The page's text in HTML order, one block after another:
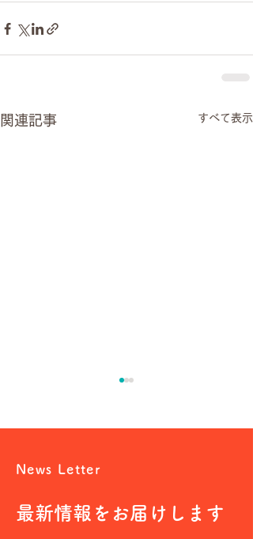
関連記事 すべて表示
日本共産党ってどんな政
News Letter
最新情報をお届けします